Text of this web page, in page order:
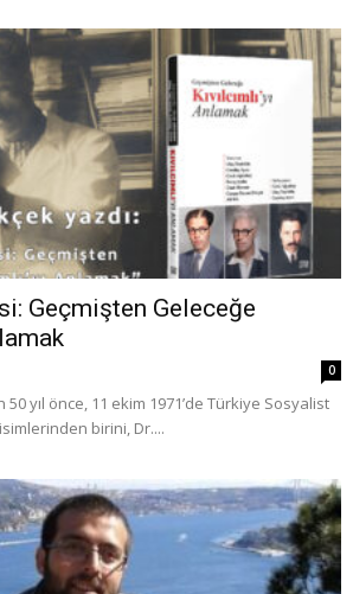
Geçmişten Geleceğe
0
50 yıl önce, 11 ekim 1971’de Türkiye Sosyalist
birini, Dr....